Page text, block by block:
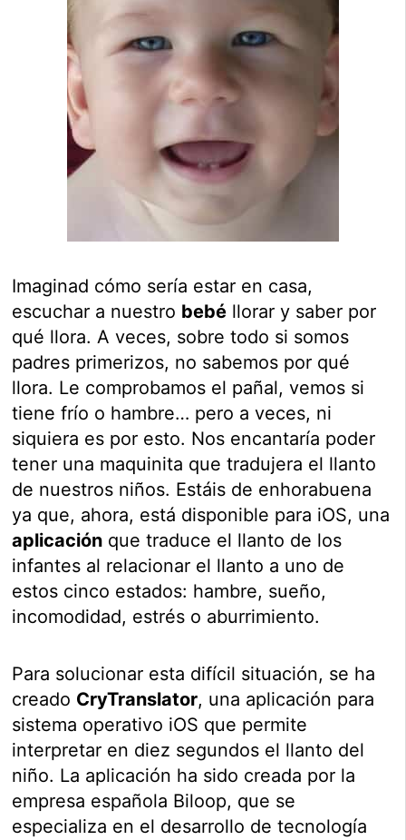
Imaginad cómo sería estar en casa,
escuchar a nuestro bebé llorar y saber por
qué llora. A veces, sobre todo si somos
padres primerizos, no sabemos por qué
llora. Le comprobamos el pañal, vemos si
tiene frío o hambre… pero a veces, ni
siquiera es por esto. Nos encantaría poder
tener una maquinita que tradujera el llanto
de nuestros niños. Estáis de enhorabuena
ya que, ahora, está disponible para iOS, una
aplicación que traduce el llanto de los
infantes al relacionar el llanto a uno de
estos cinco estados: hambre, sueño,
incomodidad, estrés o aburrimiento.
Para solucionar esta difícil situación, se ha
creado CryTranslator, una aplicación para
sistema operativo iOS que permite
interpretar en diez segundos el llanto del
niño. La aplicación ha sido creada por la
empresa española Biloop, que se
especializa en el desarrollo de tecnología